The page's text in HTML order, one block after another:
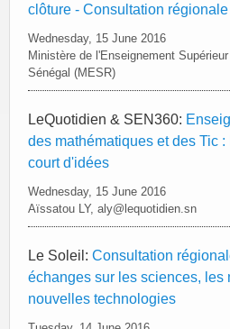
clôture - Consultation
Wednesday, 15 June 2016
Ministère de l'Enseignement
Sénégal (MESR)
LeQuotidien & SEN360:
des mathématiques et des Tic
court d'idées
Wednesday, 15 June 2016
Aïssatou LY, aly@lequotidien.sn
Le Soleil: Consultation
échanges sur les sciences, les
nouvelles technologies